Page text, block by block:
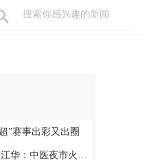
”赛事出彩又出圈
中医夜市火爆火车站